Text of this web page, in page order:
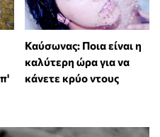
Καύσωνας: Ποια είναι η
καλύτερη ώρα για να
κάνετε κρύο ντους